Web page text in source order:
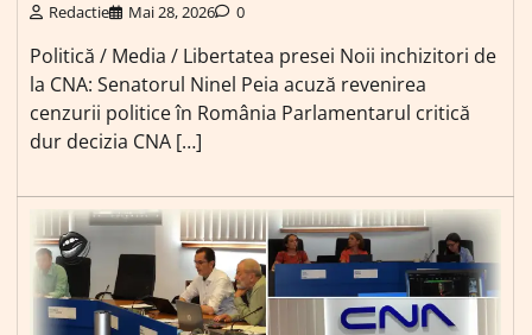
Redactie Mai 28, 2026 0
Politică / Media / Libertatea presei Noii inchizitori de
la CNA: Senatorul Ninel Peia acuză revenirea
cenzurii politice în România Parlamentarul critică
dur decizia CNA […]